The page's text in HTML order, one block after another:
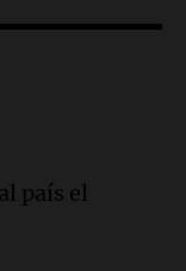
país el